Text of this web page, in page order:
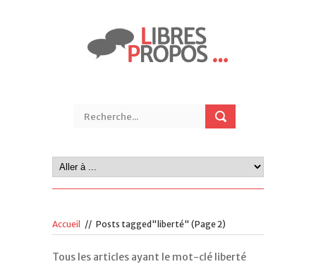
Accueil // Posts tagged"liberté" (Page 2)
Tous les articles ayant le mot-clé liberté